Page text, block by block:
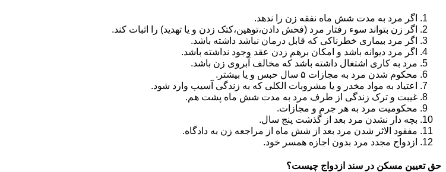
اگر مرد به مدت شش ماه نفقه زن را ندهد.
اگر زن بتواند سوء رفتار مرد (فحش دادن،توهین،کتک زدن و یا تهدید) را اثبات کند.
اگر مرد بیماری خطرناکی که قابل درمان نباشد داشته باشد.
اگر مرد دیوانه باشد و امکان برهم زدن عقد وجود نداشته باشد.
مرد به کاری اشتغال داشته باشد که مخالف آبروی زن باشد.
محکوم شدن مرد به مجازات ۵ سال حبس و یا بیشتر.
اعتیاد به مواد مخدر و یا مشروبات الکلی که به زندگی آسیب وارد شود.
غیبت و ترک زندگی از طرف مرد به مدت شش ماه پشت هم.
محکومیت مرد به هر جرم و مجازات.
بچه دار نشدن مرد بعد از گذشت پنج سال.
مفقود الاثر شدن مرد بعد از شش ماه از مراجعه زن به دادگاه.
ازدواج مجدد مرد بدون اجازه همسر خود.
حق تعیین مسکن در سند ازدواج چیست؟